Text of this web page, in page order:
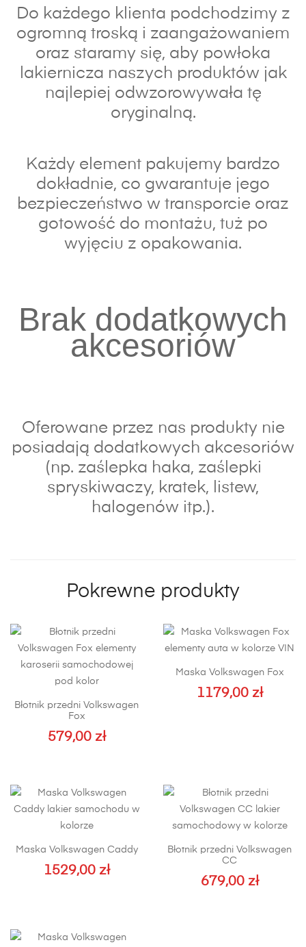
Do każdego klienta podchodzimy z
ogromną troską i zaangażowaniem
oraz staramy się, aby powłoka
lakiernicza naszych produktów jak
najlepiej odwzorowywała tę
oryginalną.
Każdy element pakujemy bardzo
dokładnie, co gwarantuje jego
bezpieczeństwo w transporcie oraz
gotowość do montażu, tuż po
wyjęciu z opakowania.
Brak dodatkowych
akcesoriów
Oferowane przez nas produkty nie
posiadają dodatkowych akcesoriów
(np. zaślepka haka, zaślepki
spryskiwaczy, kratek, listew,
halogenów itp.).
Pokrewne produkty
Błotnik przedni Volkswagen
Fox
579,00 zł
ma
można
wybrać
Maska Volkswagen Fox
1179,00 zł
Maska Volkswagen Caddy
1529,00 zł
Błotnik przedni Volkswagen
CC
679,00 zł